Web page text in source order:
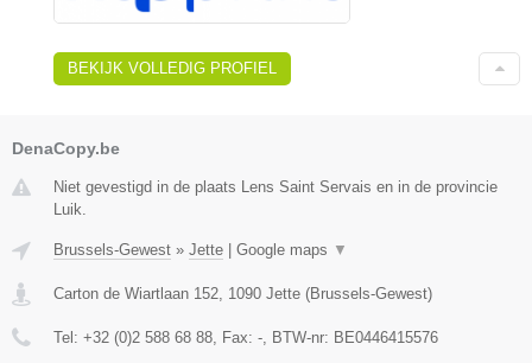
BEKIJK VOLLEDIG PROFIEL
DenaCopy.be
Niet gevestigd in de plaats Lens Saint Servais en in de provincie
Luik.
Brussels-Gewest » Jette Google maps ▼
Carton de Wiartlaan 152 1090 Jette (Brussels-Gewest)
Tel: +32 (0)2 588 68 88 , Fax: - , BTW-nr: BE0446415576